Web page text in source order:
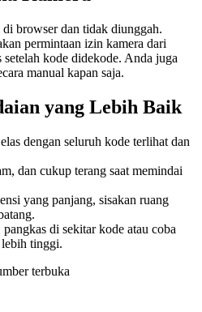
browser dan tidak diunggah.
permintaan izin kamera dari
kode didekode. Anda juga
manual kapan saja.
yang Lebih Baik
dengan seluruh kode terlihat dan
dan cukup terang saat memindai
yang panjang, sisakan ruang
di sekitar kode atau coba
lebih tinggi.
terbuka